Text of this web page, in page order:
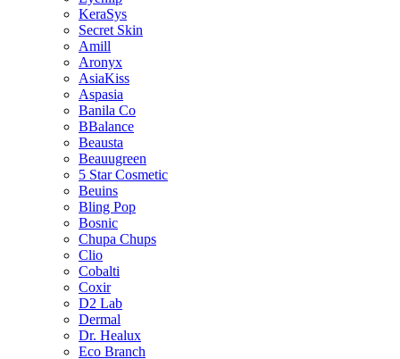
KeraSys
Secret Skin
Amill
Aronyx
AsiaKiss
Aspasia
Banila Co
BBalance
Beausta
Beauugreen
5 Star Cosmetic
Beuins
Bling Pop
Bosnic
Chupa Chups
Clio
Cobalti
Coxir
D2 Lab
Dermal
Dr. Healux
Eco Branch